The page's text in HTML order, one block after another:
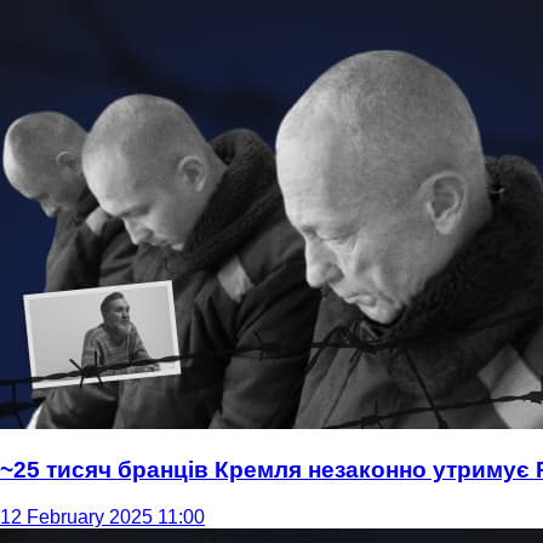
~25 тисяч бранців Кремля незаконно утримує
12 February 2025 11:00